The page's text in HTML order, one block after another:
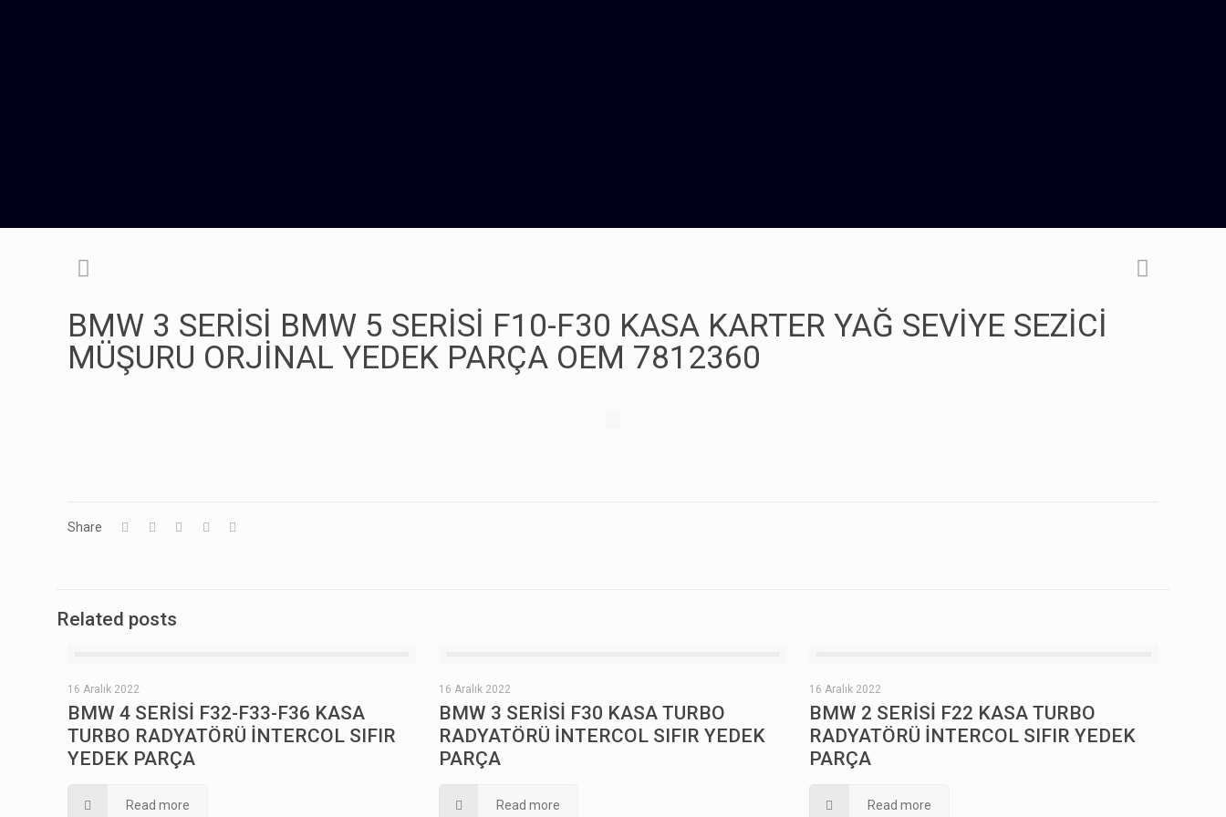
BMW 3 SERİSİ BMW 5 SERİSİ F10-F30 KASA KARTER YAĞ SEVİYE SEZİCİ
MÜŞURU ORJİNAL YEDEK PARÇA OEM 7812360
Share
Related posts
16 Aralık 2022
BMW 4 SERİSİ F32-F33-F36 KASA
TURBO RADYATÖRÜ İNTERCOL SIFIR
YEDEK PARÇA
Read more
16 Aralık 2022
BMW 3 SERİSİ F30 KASA TURBO
RADYATÖRÜ İNTERCOL SIFIR YEDEK
PARÇA
Read more
16 Aralık 2022
BMW 2 SERİSİ F22 KASA TURBO
RADYATÖRÜ İNTERCOL SIFIR YEDEK
PARÇA
Read more